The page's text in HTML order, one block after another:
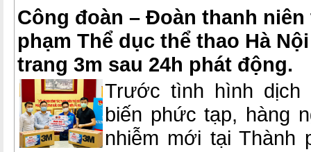
Công đoàn – Đoàn thanh
phạm Thể dục thể thao Hà
trang 3m sau 24h phát động.
Trước tình hình dịch
biến phức tạp, hàng
nhiễm mới tại Thành